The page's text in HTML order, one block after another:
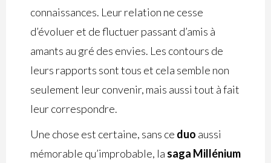
connaissances. Leur relation ne cesse
d’évoluer et de fluctuer passant d’amis à
amants au gré des envies. Les contours de
leurs rapports sont tous et cela semble non
seulement leur convenir, mais aussi tout à fait
leur correspondre.
Une chose est certaine, sans ce duo aussi
mémorable qu’improbable, la saga Millénium